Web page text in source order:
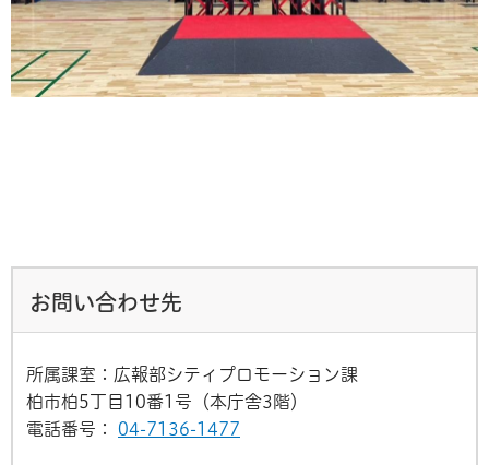
お問い合わせ先
所属課室：広報部シティプロモーション課
柏市柏5丁目10番1号（本庁舎3階）
電話番号：
04-7136-1477